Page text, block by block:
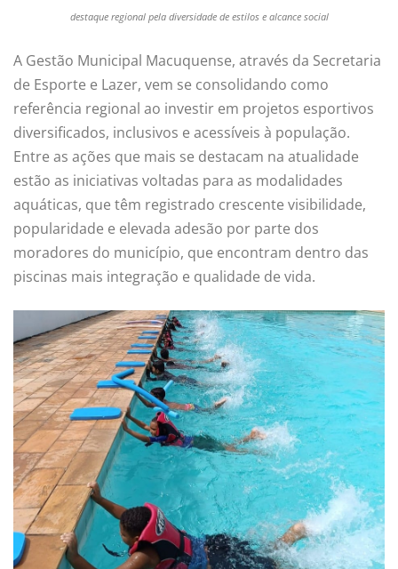
destaque regional pela diversidade de estilos e alcance social
A Gestão Municipal Macuquense, através da Secretaria
de Esporte e Lazer, vem se consolidando como
referência regional ao investir em projetos esportivos
diversificados, inclusivos e acessíveis à população.
Entre as ações que mais se destacam na atualidade
estão as iniciativas voltadas para as modalidades
aquáticas, que têm registrado crescente visibilidade,
popularidade e elevada adesão por parte dos
moradores do município, que encontram dentro das
piscinas mais integração e qualidade de vida.